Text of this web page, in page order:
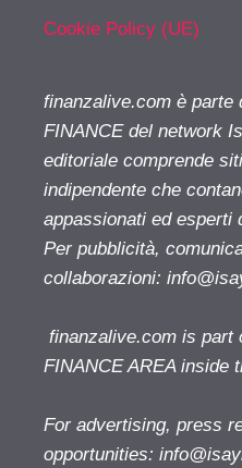
Cookie Policy (UE)
finanzalive.com è parte
FINANCE del network
editoriale comprende
indipendente che
appassionati ed esperti
Per pubblicità,
collaborazioni:
finanzalive.com is part
FINANCE AREA
For advertising, press
opportunities: